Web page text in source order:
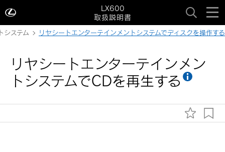
LX600
取扱説明書
システム リヤシートエンターテインメントシステムでディスクを操作する
リヤシートエンターテインメン
トシステムでCDを再生する